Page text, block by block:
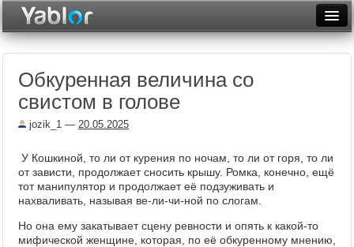
Неделя
Месяц
Архив
Фототоп
Видеотоп
Обкуренная величина со
свистом в голове
jozik_1 — 20.05.2025
У Кошкиной, то ли от курения по ночам, то ли от горя, то ли
от зависти, продолжает сносить крышу. Ромка, конечно, ещё
тот манипулятор и продолжает её подзуживать и
нахваливать, называя ве-ли-чи-ной по слогам.
Но она ему закатывает сцену ревности и опять к какой-то
мифической женщине, которая, по её обкуренному мнению,